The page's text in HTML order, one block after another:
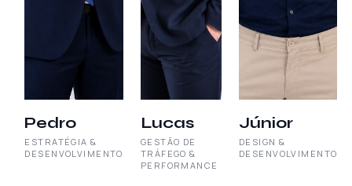
Pedro
ESTRATÉGIA &
DESENVOLVIMENTO
Lucas
GESTÃO DE
TRÁFEGO &
PERFORMANCE
Júnior
DESIGN &
DESENVOLVIMENTO